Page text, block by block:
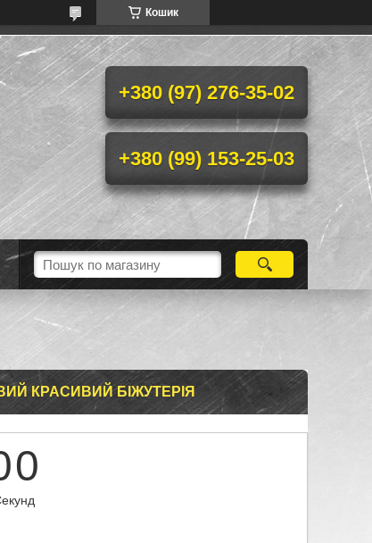
Кошик
+380 (97) 276-35-02
+380 (99) 153-25-03
КРАСИВИЙ БІЖУТЕРІЯ
0